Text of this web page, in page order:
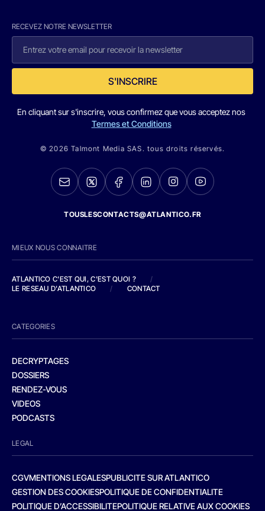
RECEVEZ NOTRE NEWSLETTER
S'INSCRIRE
En cliquant sur s'inscrire, vous confirmez que vous acceptez nos
Termes et Conditions
© 2026 Talmont Media SAS. tous droits réservés.
TOUSLESCONTACTS@ATLANTICO.FR
MIEUX NOUS CONNAITRE
ATLANTICO C'EST QUI, C'EST QUOI ?
/
LE RESEAU D'ATLANTICO
/ CONTACT
CATEGORIES
DECRYPTAGES
DOSSIERS
RENDEZ-VOUS
VIDEOS
PODCASTS
LEGAL
CGVMENTIONS LEGALESPUBLICITE SUR ATLANTICO
GESTION DES COOKIESPOLITIQUE DE CONFIDENTIALITE
POLITIQUE D’ACCESSIBILITEPOLITIQUE RELATIVE AUX COOKIES